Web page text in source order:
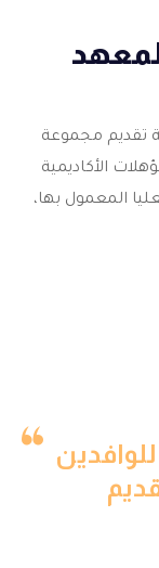
تقديم مجموعة
الأكاديمية
المعمول بها،